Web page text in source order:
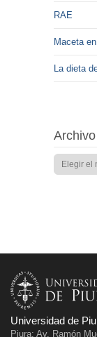
RAE
Maceta
La dieta
Archivo
Universidad de
Piura: Av. Ramón